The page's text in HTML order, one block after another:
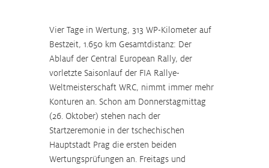
Vier Tage in Wertung, 313 WP-Kilometer auf
Bestzeit, 1.650 km Gesamtdistanz: Der
Ablauf der Central European Rally, der
vorletzte Saisonlauf der FIA Rallye-
Weltmeisterschaft WRC, nimmt immer mehr
Konturen an. Schon am Donnerstagmittag
(26. Oktober) stehen nach der
Startzeremonie in der tschechischen
Hauptstadt Prag die ersten beiden
Wertungsprüfungen an. Freitags und